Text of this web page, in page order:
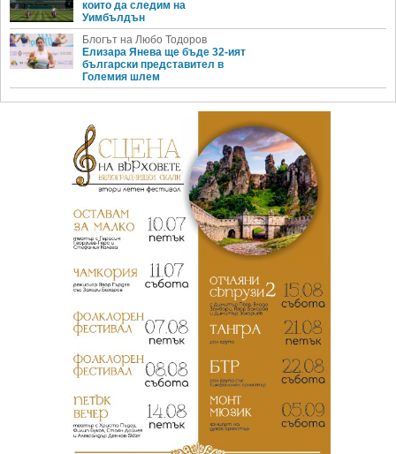
които да следим на
Уимбълдън
Блогът на Любо Тодоров
Елизара Янева ще бъде 32-ият
български представител в
Големия шлем